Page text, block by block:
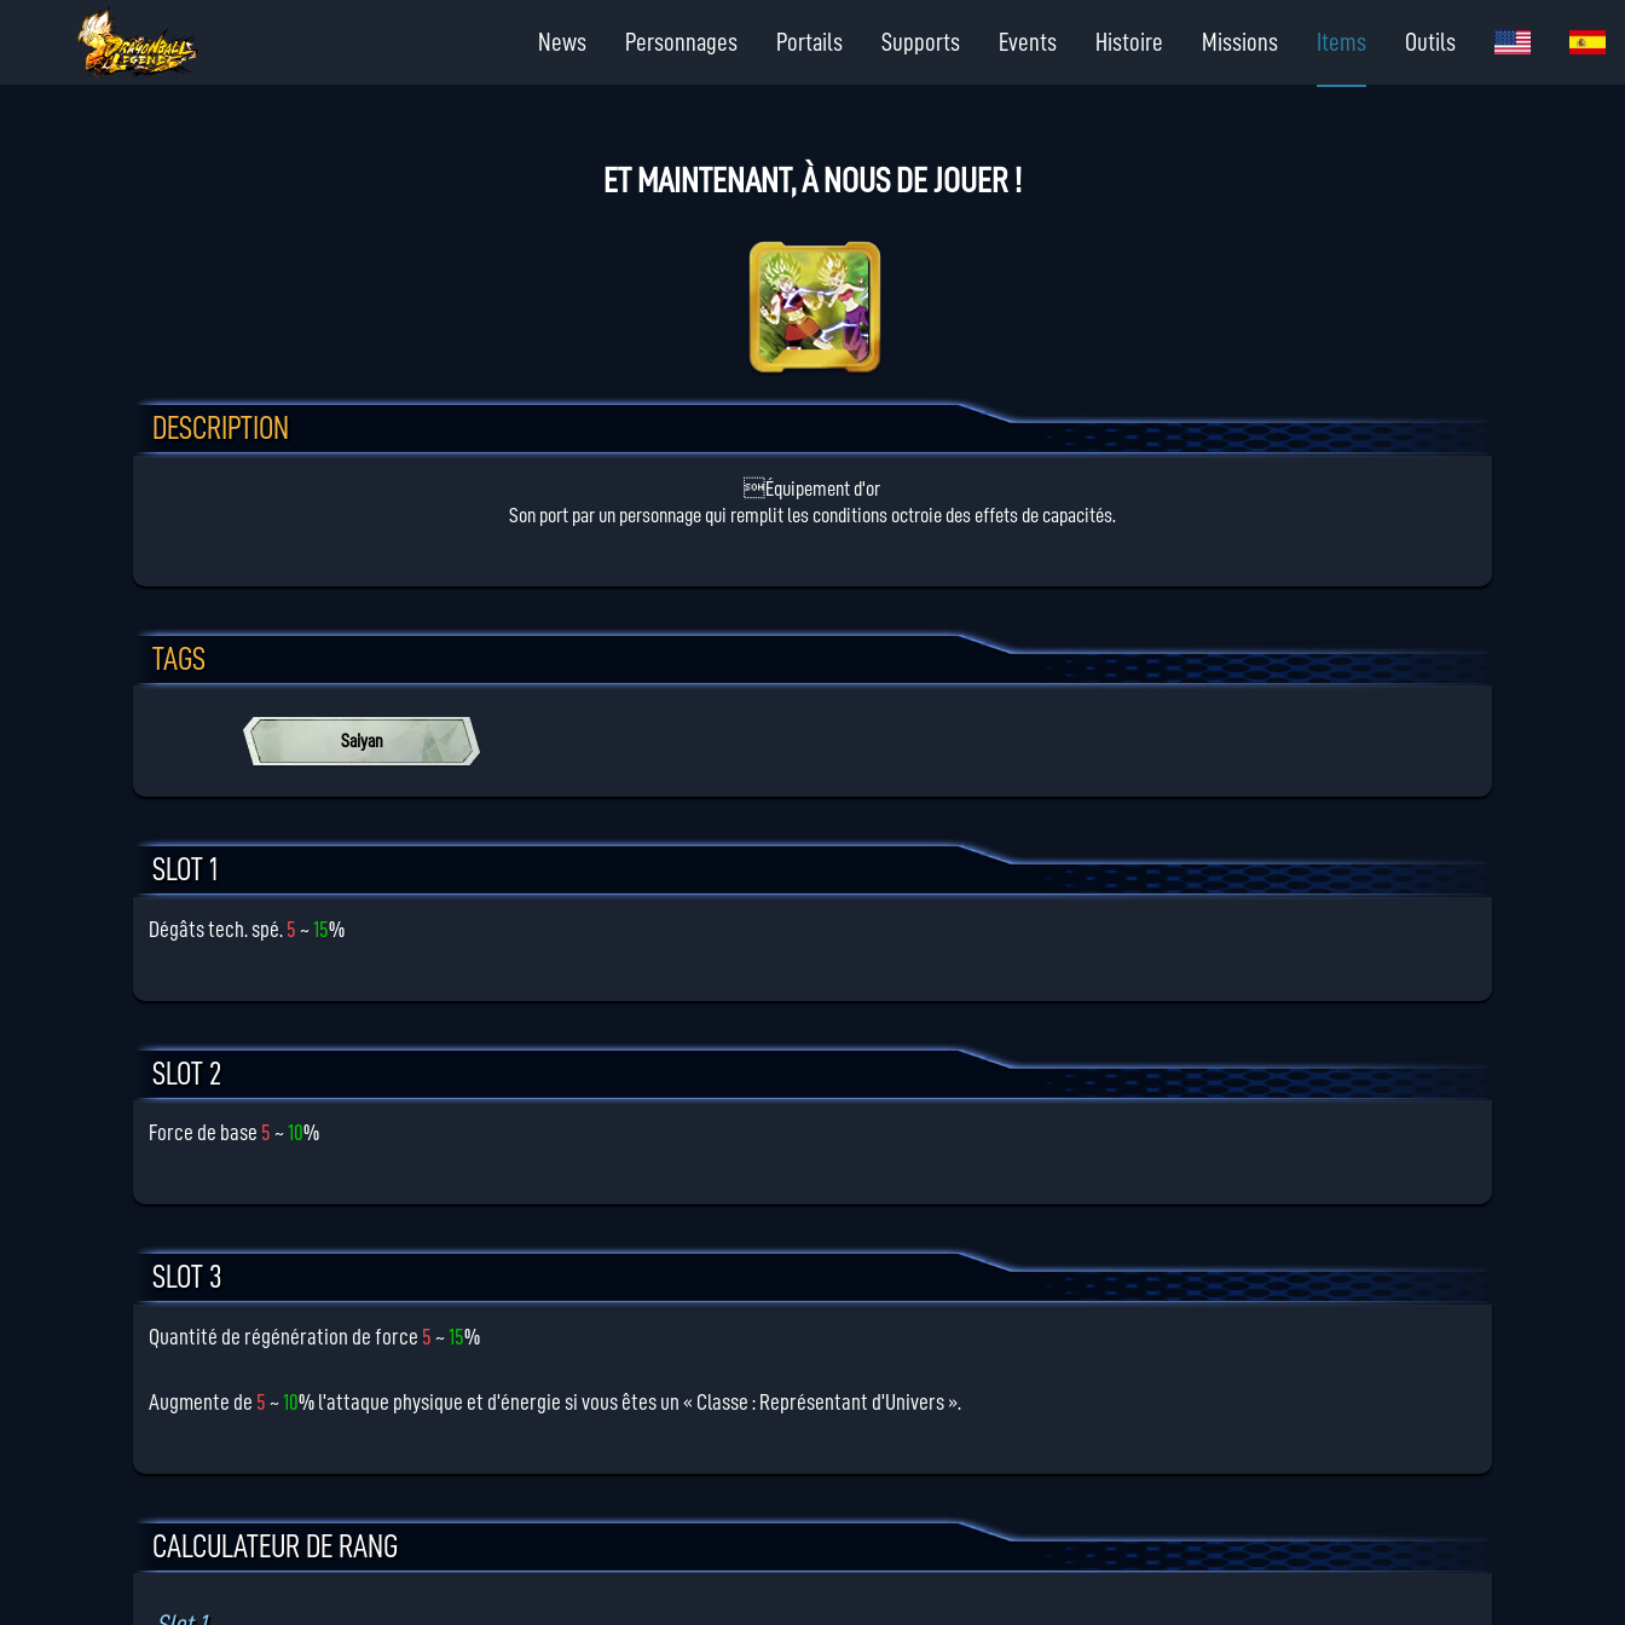
News Personnages Portails Supports Events Histoire Missions Items Outils
ET MAINTENANT, À NOUS DE JOUER !
DESCRIPTION
Équipement d'or
Son port par un personnage qui remplit les conditions octroie des effets de capacités.
TAGS
Saiyan
SLOT 1
Dégâts tech. spé. 5 ~15%
SLOT 2
Force de base 5 ~10%
SLOT 3
Quantité de régénération de force 5 ~15%
Augmente de 5 ~10% l'attaque physique et d'énergie si vous êtes un « Classe : Représentant d'Univers ».
CALCULATEUR DE RANG